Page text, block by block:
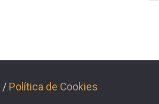
/ Política de Cookies